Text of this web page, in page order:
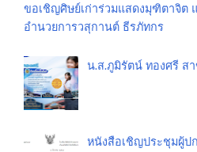
ขอเชิญศิษย์เก่าร่วมแสดงมุฑิตาจิต
อำนวยการวสุกานต์ ธีรภัทกร
น.ส.ภูมิรัตน์ ทองศรี ส
หนังสือเชิญประชุมผู้ป